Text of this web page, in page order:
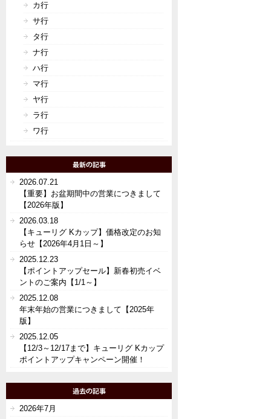
カ行
サ行
タ行
ナ行
ハ行
マ行
ヤ行
ラ行
ワ行
2026.07.21
【重要】お盆期間中の営業につきまして
【2026年版】
2026.03.18
【キューリグ Kカップ】価格改定のお知
らせ【2026年4月1日～】
2025.12.23
【ポイントアップセール】新春初売イベ
ントのご案内【1/1～】
2025.12.08
年末年始の営業につきまして【2025年
版】
2025.12.05
【12/3～12/17まで】キューリグ Kカップ
ポイントアップキャンペーン開催！
2026年7月